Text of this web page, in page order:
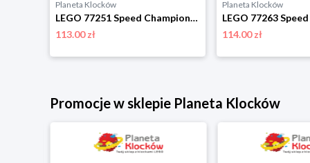
Planeta Klocków
LEGO 77251 Speed Champions Bolid F1 McLaren Team MCL38 Lego
113.00 zł
Planeta Klocków
114.00 zł
Promocje w sklepie Planeta Klocków